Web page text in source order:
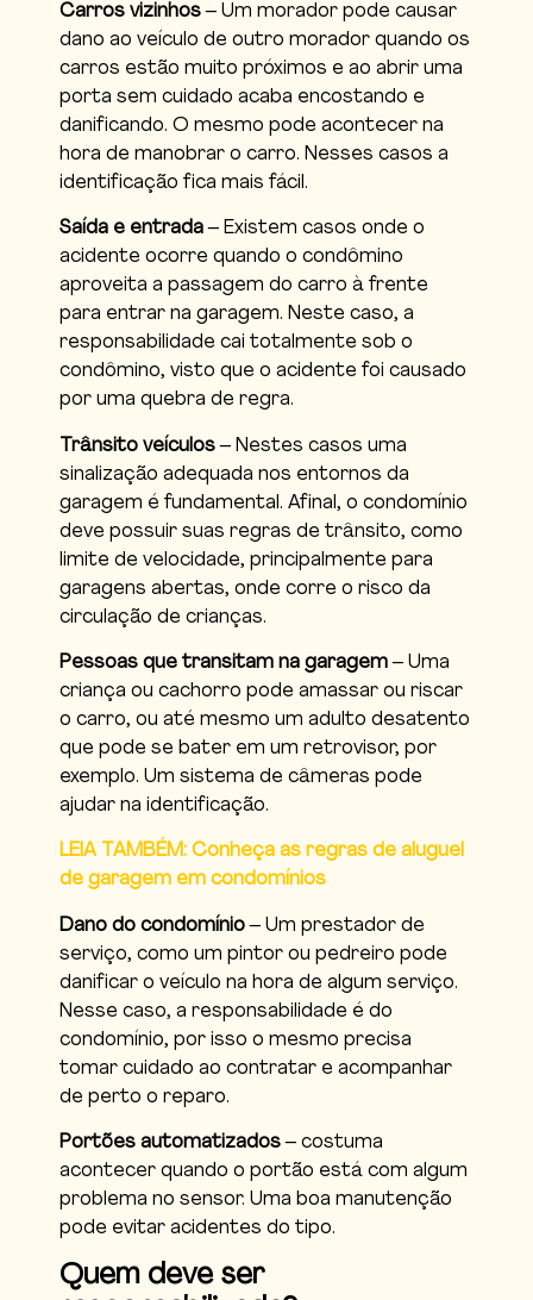
Carros vizinhos– Um morador pode causar
dano ao veículo de outro morador quando os
carros estão muito próximos e ao abrir uma
porta sem cuidado acaba encostando e
danificando. O mesmo pode acontecer na
hora de manobrar o carro. Nesses casos a
identificação fica mais fácil.
Saída e entrada– Existem casos onde o
acidente ocorre quando o condômino
aproveita a passagem do carro à frente
para entrar na garagem. Neste caso, a
responsabilidade cai totalmente sob o
condômino, visto que o acidente foi causado
por uma quebra de regra.
Trânsito veículos– Nestes casos uma
sinalização adequada nos entornos da
garagem é fundamental. Afinal, o condomínio
deve possuir suas regras de trânsito, como
limite de velocidade, principalmente para
garagens abertas, onde corre o risco da
circulação de crianças.
Pessoas que transitam na garagem– Uma
criança ou cachorro pode amassar ou riscar
o carro, ou até mesmo um adulto desatento
que pode se bater em um retrovisor, por
exemplo. Um sistema de câmeras pode
ajudar na identificação.
LEIA TAMBÉM: Conheça as regras de aluguel
de garagem em condomínios
Dano do condomínio– Um prestador de
serviço, como um pintor ou pedreiro pode
danificar o veículo na hora de algum serviço.
Nesse caso, a responsabilidade é do
condomínio, por isso o mesmo precisa
tomar cuidado ao contratar e acompanhar
de perto o reparo.
Portões automatizados– costuma
acontecer quando o portão está com algum
problema no sensor. Uma boa manutenção
pode evitar acidentes do tipo.
Quem deve ser